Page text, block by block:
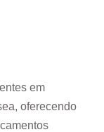
em
oferecendo